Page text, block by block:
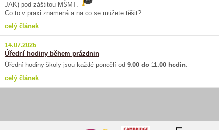
JAK) pod záštitou MŠMT.
Co to v praxi znamená a na co se můžete těšit?
celý článek
14.07.2026
Úřední hodiny během prázdnin
Úřední hodiny školy jsou každé pondělí od 9.00 do 11.00 hodin
celý článek